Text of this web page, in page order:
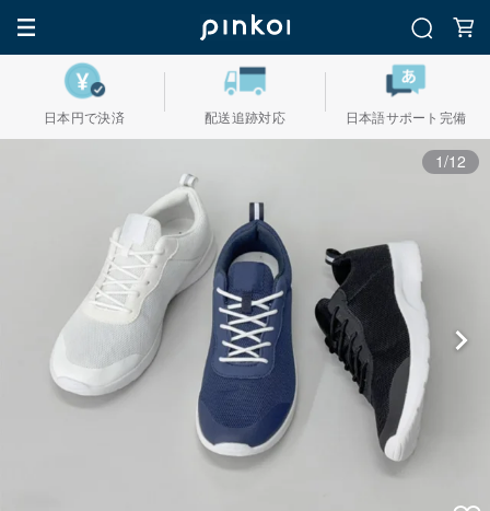
日本円で決済 配送追跡対応 日本語サポート完備
1/12